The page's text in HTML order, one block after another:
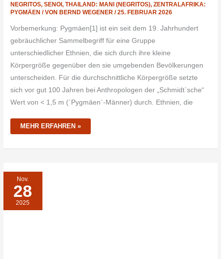
NEGRITOS,SENOI,THAILAND: MANI (NEGRITOS),ZENTRALAFRIKA:
PYGMÄEN / VONBERND WEGENER/25. FEBRUAR 2026
Vorbemerkung: Pygmäen[1] ist ein seit dem 19. Jahrhundert
gebräuchlicher Sammelbegriff für eine Gruppe
unterschiedlicher Ethnien, die sich durch ihre kleine
Körpergröße gegenüber den sie umgebenden Bevölkerungen
unterscheiden. Für die durchschnittliche Körpergröße setzte
sich vor gut 100 Jahren bei Anthropologen der „Schmidt`sche“
Wert von < 1,5 m (`Pygmäen`-Männer) durch. Ethnien, die
MEHR ERFAHREN »
Nov.
28
2025
AUSTRALIENS
ABORIGINAL:
DIE
TRAUERZEREMONIE
DER
TIWI